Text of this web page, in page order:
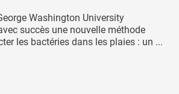
Washington University
succès une nouvelle méthode
les bactéries dans les plaies : un ...